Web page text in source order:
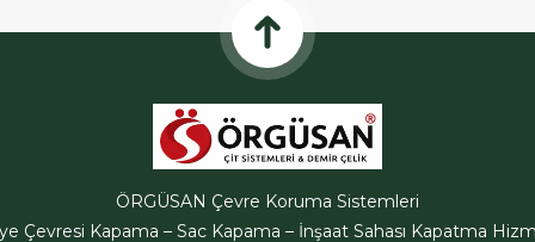
ÖRGÜSAN Çevre Koruma Sistemleri
Çevresi Kapama – Sac Kapama – İnşaat Sahası Kapatma